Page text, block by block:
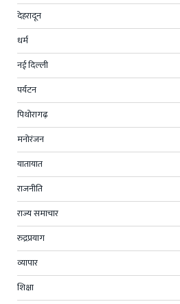
देहरादून
धर्म
नई दिल्ली
पर्यटन
पिथोरागढ़
मनोरंजन
यातायात
राजनीति
राज्य समाचार
रुद्रप्रयाग
व्यापार
शिक्षा